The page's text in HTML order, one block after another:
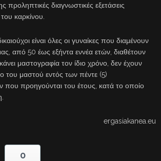
προληπτικές διαγνωστικές εξετάσεις
καρκίνου.
είναι όλες οι γυναίκες που διαμένουν
από 50 έως εξήντα εννέα ετών, διαθέτουν
μαστογραφία τον ίδιο χρόνο, δεν έχουν
του μαστού εντός των πέντε (5)
που προηγούνται του έτους, κατά το οποίο
ergasiakanea.eu
0